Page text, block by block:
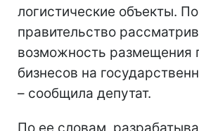
логистические объекты.
правительство
возможность размещения
бизнесов на
– сообщила депутат.
По ее словам,